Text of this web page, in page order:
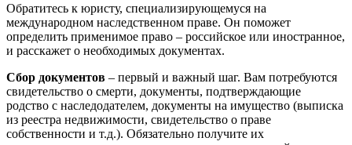
Обратитесь к юристу, специализирующемуся на
международном наследственном праве. Он поможет
определить применимое право – российское или иностранное,
и расскажет о необходимых документах.
Сбор документов – первый и важный шаг. Вам потребуются
свидетельство о смерти, документы, подтверждающие
родство с наследодателем, документы на имущество (выписка
из реестра недвижимости, свидетельство о праве
собственности и т.д.). Обязательно получите их